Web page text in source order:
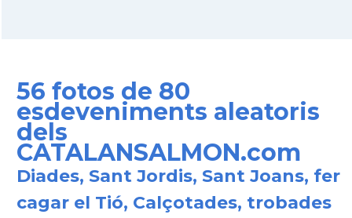
56 fotos de 80
esdeveniments aleatoris
dels
CATALANSALMON.com
Diades, Sant Jordis, Sant Joans, fer
cagar el Tió, Calçotades, trobades